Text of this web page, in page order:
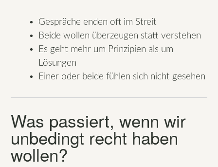
Gespräche enden oft im Streit
Beide wollen überzeugen statt verstehen
Es geht mehr um Prinzipien als um
Lösungen
Einer oder beide fühlen sich nicht gesehen
Was passiert, wenn wir
unbedingt recht haben
wollen?